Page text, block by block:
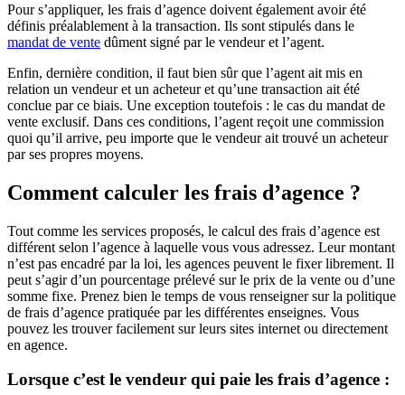
Pour s’appliquer, les frais d’agence doivent également avoir été
définis préalablement à la transaction. Ils sont stipulés dans le
mandat de vente dûment signé par le vendeur et l’agent.
Enfin, dernière condition, il faut bien sûr que l’agent ait mis en
relation un vendeur et un acheteur et qu’une transaction ait été
conclue par ce biais. Une exception toutefois : le cas du mandat de
vente exclusif. Dans ces conditions, l’agent reçoit une commission
quoi qu’il arrive, peu importe que le vendeur ait trouvé un acheteur
par ses propres moyens.
Comment calculer les frais d’agence ?
Tout comme les services proposés, le calcul des frais d’agence est
différent selon l’agence à laquelle vous vous adressez. Leur montant
n’est pas encadré par la loi, les agences peuvent le fixer librement. Il
peut s’agir d’un pourcentage prélevé sur le prix de la vente ou d’une
somme fixe. Prenez bien le temps de vous renseigner sur la politique
de frais d’agence pratiquée par les différentes enseignes. Vous
pouvez les trouver facilement sur leurs sites internet ou directement
en agence.
Lorsque c’est le vendeur qui paie les frais d’agence :